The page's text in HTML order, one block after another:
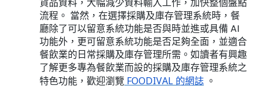
貨品資料，大幅減少資料輸入工作，加快整個盤點
流程。 當然，在選擇採購及庫存管理系統時，餐
廳除了可以留意系統功能是否與時並進或具備 AI
功能外，更可留意系統功能是否足夠全面，並適合
餐飲業的日常採購及庫存管理所需。如讀者有興趣
了解更多專為餐飲業而設的採購及庫存管理系統之
特色功能，歡迎瀏覽FOODIVAL 的網誌。